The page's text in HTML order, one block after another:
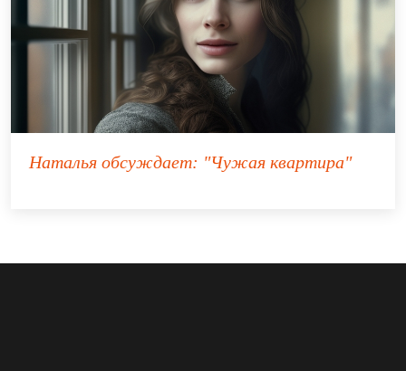
Наталья обсуждает: "Чужая квартира"